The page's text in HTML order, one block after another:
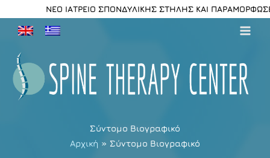
στο
περιεχόμενο
ΝΕΟ ΙΑΤΡΕΙΟ ΣΠΟΝΔΥΛΙΚΗΣ ΣΤΗΛΗΣ ΚΑΙ
Σύντομο Βιογραφικό
Αρχική
Σύντομο Βιογραφικό